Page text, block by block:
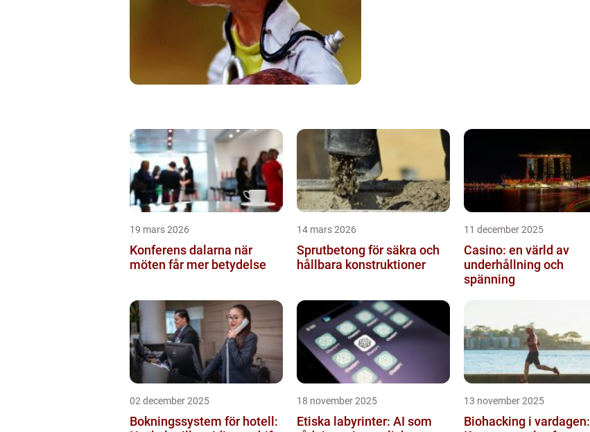
19 mars 2026
Konferens dalarna när
möten får mer betydelse
14 mars 2026
Sprutbetong för säkra och
hållbara konstruktioner
11 december 2025
Casino: en värld av
underhållning och
spänning
02 december 2025
Bokningssystem för hotell:
18 november 2025
Etiska labyrinter: AI som
13 november 2025
Biohacking i vardagen: